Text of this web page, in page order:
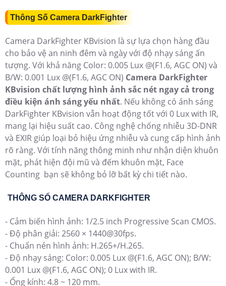
Thông Số Camera DarkFighter
Camera DarkFighter KBvision là sự lựa chọn hàng đầu
cho bảo vệ an ninh đêm và ngày với độ nhạy sáng ấn
tượng. Với khả năng Color: 0.005 Lux @(F1.6, AGC ON) và
B/W: 0.001 Lux @(F1.6, AGC ON) Camera DarkFighter
KBvision chất lượng hình ảnh sắc nét ngay cả trong
điều kiện ánh sáng yếu nhất. Nếu không có ánh sáng
DarkFighter KBvision vẫn hoạt động tốt với 0 Lux with IR,
mang lại hiệu suất cao. Công nghệ chống nhiễu 3D-DNR
và EXIR giúp loại bỏ hiệu ứng nhiễu và cung cấp hình ảnh
rõ ràng. Với tính năng thông minh như nhận diện khuôn
mặt, phát hiện đội mũ và đếm khuôn mặt, Face
Counting bạn sẽ không bỏ lỡ bất kỳ chi tiết nào.
THÔNG SỐ CAMERA DARKFIGHTER
- Cảm biến hình ảnh: 1/2.5 inch Progressive Scan CMOS.
- Độ phân giải: 2560 × 1440@30fps.
- Chuẩn nén hình ảnh: H.265+/H.265.
- Độ nhạy sáng: Color: 0.005 Lux @(F1.6, AGC ON); B/W:
0.001 Lux @(F1.6, AGC ON); 0 Lux with IR.
- Ống kính: 4.8 ~ 120 mm.